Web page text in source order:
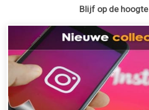
Blijf op de hoogte